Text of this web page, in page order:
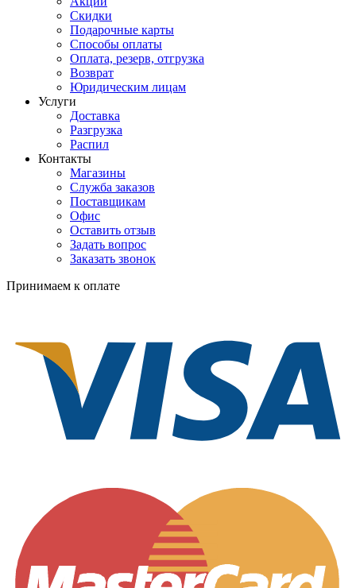
Скидки
Подарочные карты
Способы оплаты
Оплата, резерв, отгрузка
Возврат
Юридическим лицам
Услуги
Доставка
Разгрузка
Распил
Контакты
Магазины
Служба заказов
Поставщикам
Офис
Оставить отзыв
Задать вопрос
Заказать звонок
Принимаем к оплате